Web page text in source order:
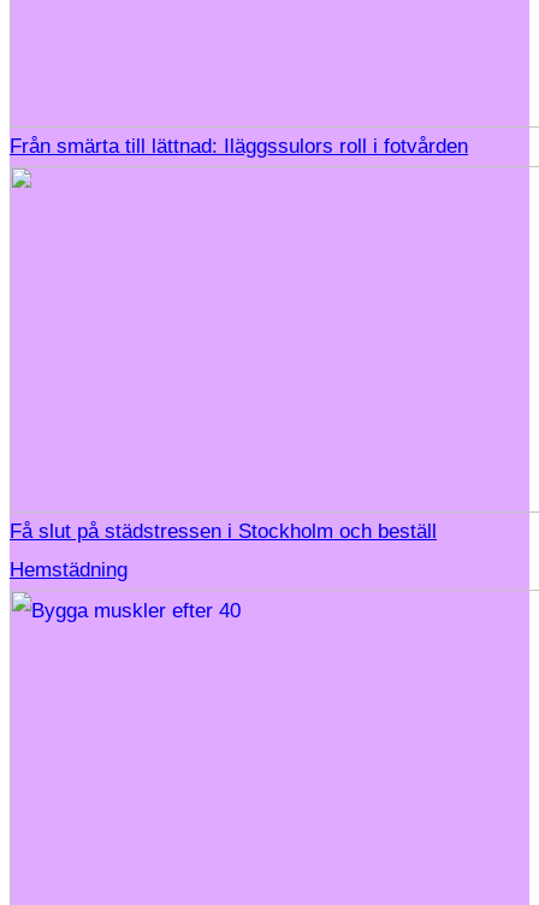
Från smärta till lättnad: Iläggssulors roll i fotvården
Få slut på städstressen i Stockholm och beställ
Hemstädning